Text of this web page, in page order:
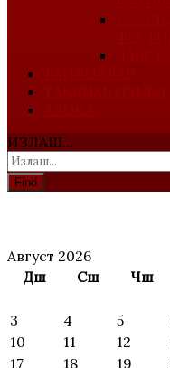
ИЗЛАШ...
Find
Август 2026
Дш
Сш Чш
3
4 5
10
11 12
17
18 19